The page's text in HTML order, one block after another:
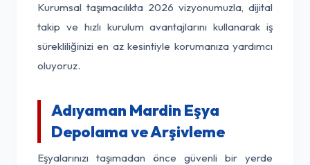
Kurumsal taşımacılıkta 2026 vizyonumuzla, dijital
takip ve hızlı kurulum avantajlarını kullanarak iş
sürekliliğinizi en az kesintiyle korumanıza yardımcı
oluyoruz.
Adıyaman Mardin Eşya
Depolama ve Arşivleme
Eşyalarınızı taşımadan önce güvenli bir yerde